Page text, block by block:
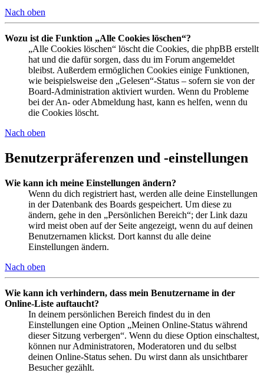
Nach oben
Wozu ist die Funktion „Alle Cookies löschen“?
„Alle Cookies löschen“ löscht die Cookies, die phpBB erstellt
hat und die dafür sorgen, dass du im Forum angemeldet
bleibst. Außerdem ermöglichen Cookies einige Funktionen,
wie beispielsweise den „Gelesen“-Status – sofern sie von der
Board-Administration aktiviert wurden. Wenn du Probleme
bei der An- oder Abmeldung hast, kann es helfen, wenn du
die Cookies löscht.
Nach oben
Benutzerpräferenzen und -einstellungen
Wie kann ich meine Einstellungen ändern?
Wenn du dich registriert hast, werden alle deine Einstellungen
in der Datenbank des Boards gespeichert. Um diese zu
ändern, gehe in den „Persönlichen Bereich“; der Link dazu
wird meist oben auf der Seite angezeigt, wenn du auf deinen
Benutzernamen klickst. Dort kannst du alle deine
Einstellungen ändern.
Nach oben
Wie kann ich verhindern, dass mein Benutzername in der
Online-Liste auftaucht?
In deinem persönlichen Bereich findest du in den
Einstellungen eine Option „Meinen Online-Status während
dieser Sitzung verbergen“. Wenn du diese Option einschaltest,
können nur Administratoren, Moderatoren und du selbst
deinen Online-Status sehen. Du wirst dann als unsichtbarer
Besucher gezählt.